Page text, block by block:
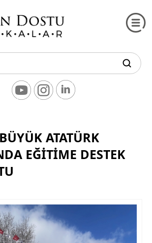
ATATÜRK
EĞITIME DESTEK